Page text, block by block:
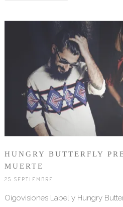
HUNGRY BUTTERFLY
MUERTE
25 SEPTIEMBRE
Oigovisiones Label y Hungry